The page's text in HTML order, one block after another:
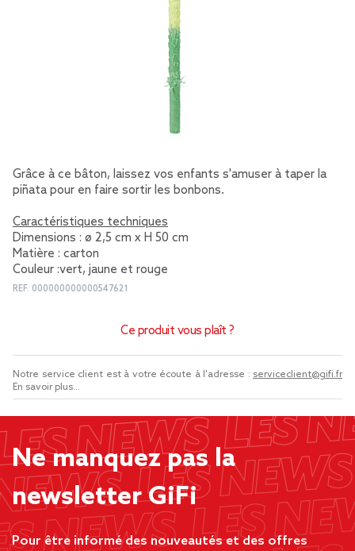
Grâce à ce bâton, laissez vos enfants s'amuser à taper la
piñata pour en faire sortir les bonbons.
Caractéristiques techniques
Dimensions : ø 2,5 cm x H 50 cm
Matière : carton
Couleur :vert, jaune et rouge
REF. 000000000000547621
Ce produit vous plaît ?
Notre service client est à votre écoute à l'adresse : serviceclient@gifi.fr
En savoir plus...
Ne manquez pas la
newsletter GiFi
Pour être informé des nouveautés et des offres